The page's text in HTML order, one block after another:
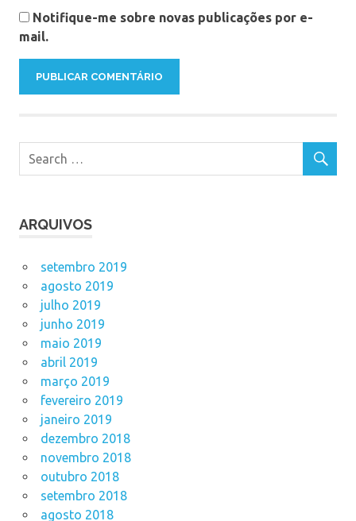
Notifique-me sobre novas publicações por e-
mail.
ARQUIVOS
setembro 2019
agosto 2019
julho 2019
junho 2019
maio 2019
abril 2019
março 2019
fevereiro 2019
janeiro 2019
dezembro 2018
novembro 2018
outubro 2018
setembro 2018
agosto 2018